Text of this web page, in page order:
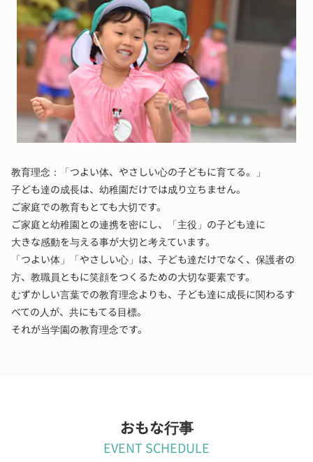
教育理念：「つよい体、やさしい心の子どもに育てる。」
子ども達の成長は、幼稚園だけでは成り立ちません。
ご家庭での教育もとても大切です。
ご家庭と幼稚園との連携を密にし、「主役」の子ども達に
大きな感動を与える事が大切と考えています。
「つよい体」「やさしい心」は、子ども達だけでなく、保護者の
方、教職員ともに笑顔をつくるための大切な要素です。
むずかしい言葉での教育理念よりも、子ども達に成長に関わるす
べての人が、共にもてる目標。
それが当学園の教育理念です。
おもな行事
EVENT SCHEDULE